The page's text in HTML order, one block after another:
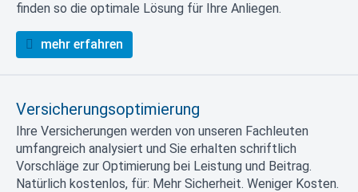
finden so die optimale Lösung für Ihre Anliegen.
mehr erfahren
Versicherungsoptimierung
Ihre Versicherungen werden von unseren Fachleuten
umfangreich analysiert und Sie erhalten schriftlich
Vorschläge zur Optimierung bei Leistung und Beitrag.
Natürlich kostenlos, für: Mehr Sicherheit. Weniger Kosten.